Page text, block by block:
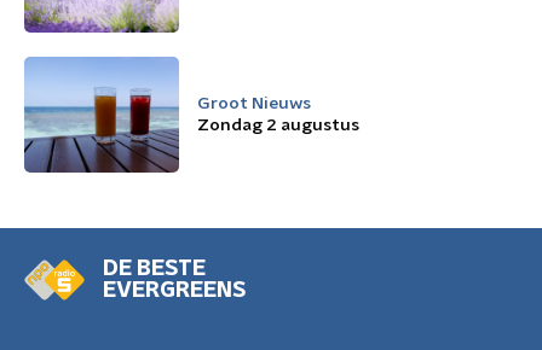
Groot Nieuws
Zondag 2 augustus
DE BESTE
EVERGREENS